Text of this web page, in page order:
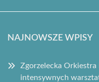
NAJNOWSZE WPISY
Zgorzelecka
intensywnych